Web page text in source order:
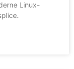
Linux-